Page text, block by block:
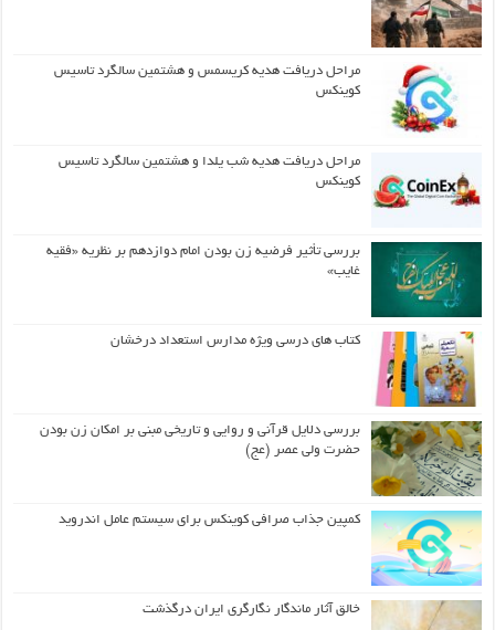
مراحل دریافت هدیه کریسمس و هشتمین سالگرد تاسیس
کوینکس
مراحل دریافت هدیه شب یلدا و هشتمین سالگرد تاسیس
کوینکس
بررسی تأثیر فرضیه زن بودن امام دوازدهم بر نظریه «فقیه
غایب»
کتاب های درسی ویژه مدارس استعداد درخشان
بررسی دلایل قرآنی و روایی و تاریخی مبنی بر امکان زن بودن
حضرت ولی عصر (عج)
کمپین جذاب صرافی کوینکس برای سیستم عامل اندروید
خالق آثار ماندگار نگارگری ایران درگذشت